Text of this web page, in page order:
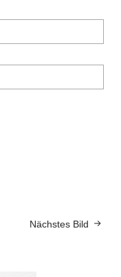
Nächstes Bild